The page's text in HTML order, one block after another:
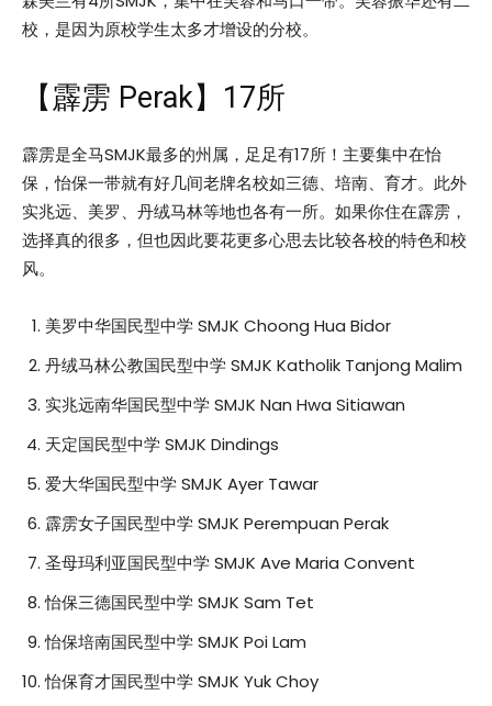
校，是因为原校学生太多才增设的分校。
【霹雳 Perak】17所
霹雳是全马SMJK最多的州属，足足有17所！主要集中在怡
保，怡保一带就有好几间老牌名校如三德、培南、育才。此外
实兆远、美罗、丹绒马林等地也各有一所。如果你住在霹雳，
选择真的很多，但也因此要花更多心思去比较各校的特色和校
风。
美罗中华国民型中学 SMJK Choong Hua Bidor
丹绒马林公教国民型中学 SMJK Katholik Tanjong Malim
实兆远南华国民型中学 SMJK Nan Hwa Sitiawan
天定国民型中学 SMJK Dindings
爱大华国民型中学 SMJK Ayer Tawar
霹雳女子国民型中学 SMJK Perempuan Perak
圣母玛利亚国民型中学 SMJK Ave Maria Convent
怡保三德国民型中学 SMJK Sam Tet
怡保培南国民型中学 SMJK Poi Lam
怡保育才国民型中学 SMJK Yuk Choy